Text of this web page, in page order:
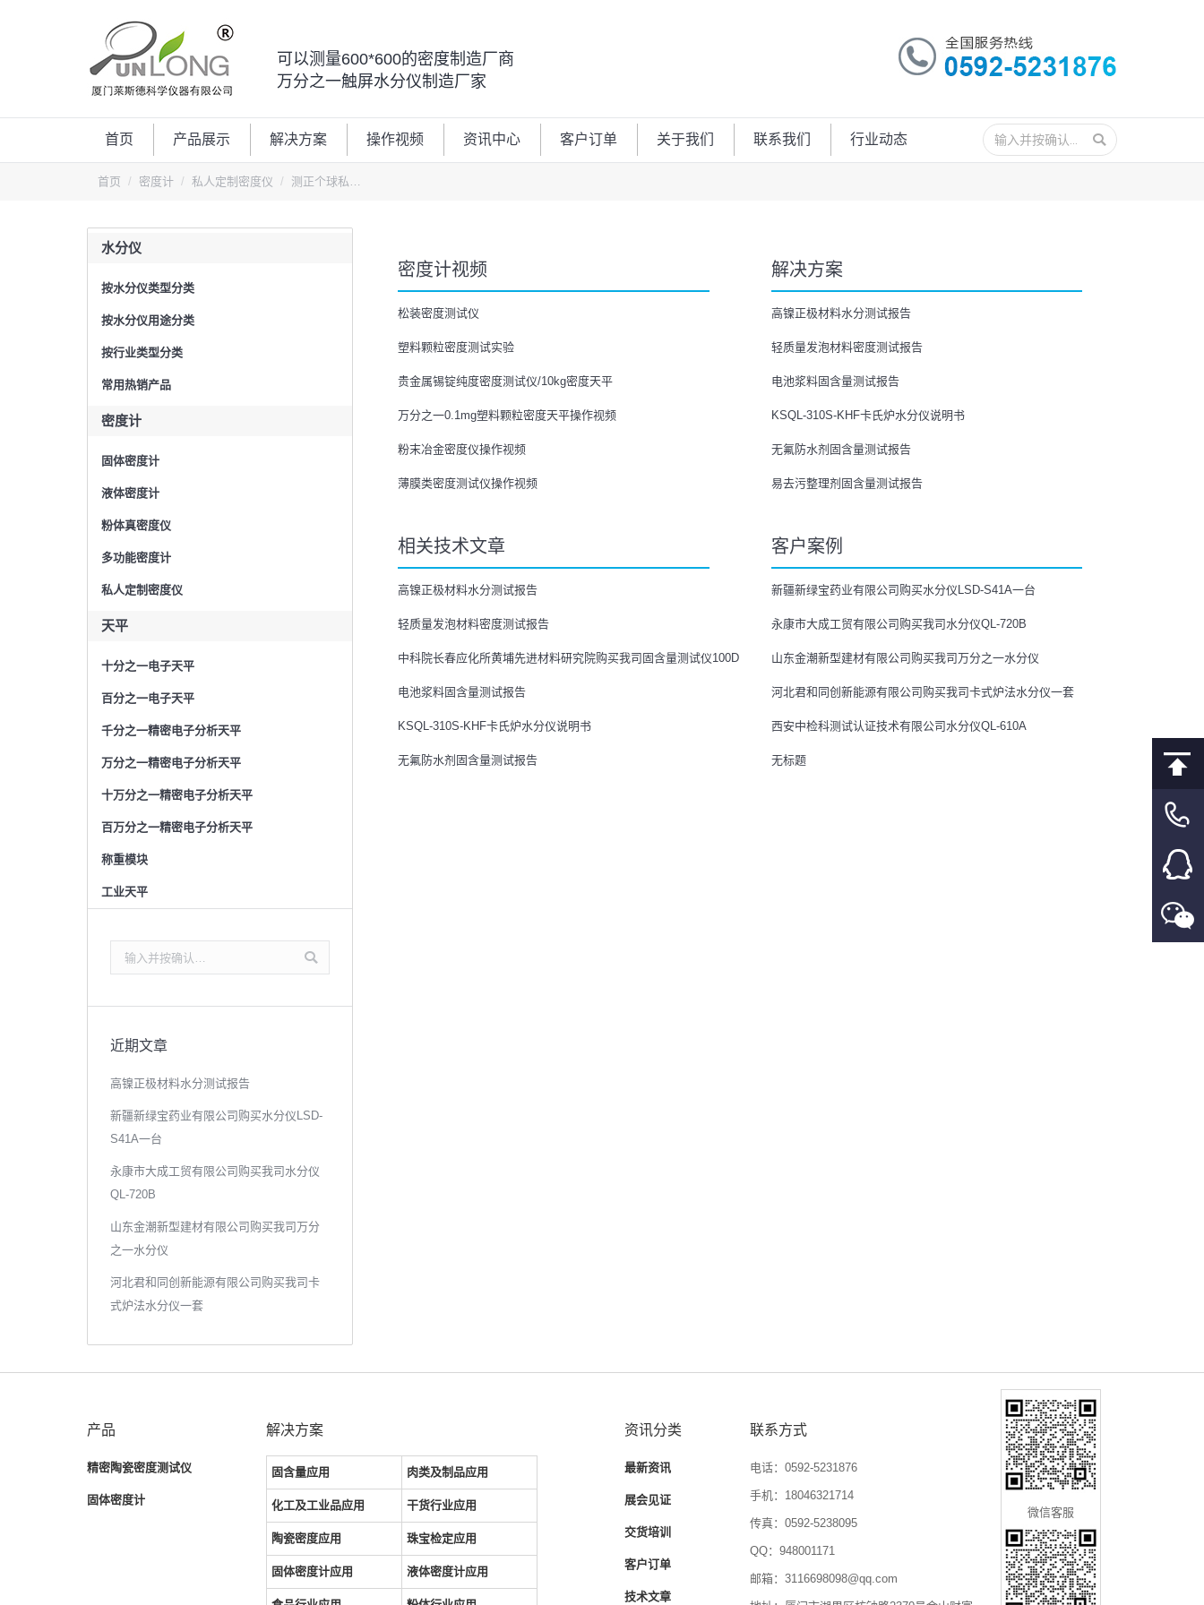
可以测量600*600的密度制造厂商
万分之一触屏水分仪制造厂家
首页 产品展示 解决方案 操作视频 资讯中心 客户订单 关于我们 联系我们 行业动态
搜
索：
您的位置：
首页 密度计 私人定制密度仪 测正个球私…
密度计视频
松装密度测试仪
塑料颗粒密度测试实验
贵金属锡锭纯度密度测试仪/10kg密度天平
万分之一0.1mg塑料颗粒密度天平操作视频
粉末冶金密度仪操作视频
薄膜类密度测试仪操作视频
解决方案
高镍正极材料水分测试报告
轻质量发泡材料密度测试报告
电池浆料固含量测试报告
KSQL-310S-KHF卡氏炉水分仪说明书
无氟防水剂固含量测试报告
易去污整理剂固含量测试报告
相关技术文章
高镍正极材料水分测试报告
轻质量发泡材料密度测试报告
中科院长春应化所黄埔先进材料研究院购买我司固含量测试仪100D
电池浆料固含量测试报告
KSQL-310S-KHF卡氏炉水分仪说明书
无氟防水剂固含量测试报告
客户案例
新疆新绿宝药业有限公司购买水分仪LSD-S41A一台
永康市大成工贸有限公司购买我司水分仪QL-720B
山东金潮新型建材有限公司购买我司万分之一水分仪
河北君和同创新能源有限公司购买我司卡式炉法水分仪一套
西安中检科测试认证技术有限公司水分仪QL-610A
无标题
水分仪
按水分仪类型分类
按水分仪用途分类
按行业类型分类
常用热销产品
密度计
固体密度计
液体密度计
粉体真密度仪
多功能密度计
私人定制密度仪
天平
十分之一电子天平
百分之一电子天平
千分之一精密电子分析天平
万分之一精密电子分析天平
十万分之一精密电子分析天平
百万分之一精密电子分析天平
称重模块
工业天平
索：
近期文章
高镍正极材料水分测试报告
新疆新绿宝药业有限公司购买水分仪LSD-
S41A一台
永康市大成工贸有限公司购买我司水分仪
QL-720B
山东金潮新型建材有限公司购买我司万分
之一水分仪
河北君和同创新能源有限公司购买我司卡
式炉法水分仪一套
产品
精密陶瓷密度测试仪
固体密度计
解决方案
固含量应用 肉类及制品应用
化工及工业品应用 干货行业应用
陶瓷密度应用 珠宝检定应用
固体密度计应用 液体密度计应用
资讯分类
最新资讯
展会见证
交货培训
客户订单
技术文章
联系方式
电话：0592-5231876
手机：18046321714
传真：0592-5238095
QQ：948001171
邮箱：3116698098@qq.com
微信客服